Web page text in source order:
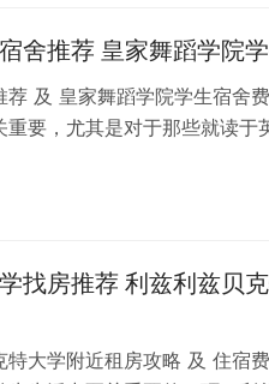
舍推荐 皇家舞蹈学院
及 皇家舞蹈学院学生宿舍
要，尤其是对于那些就读于
找房推荐 利兹利兹贝
大学附近租房攻略 及 住宿